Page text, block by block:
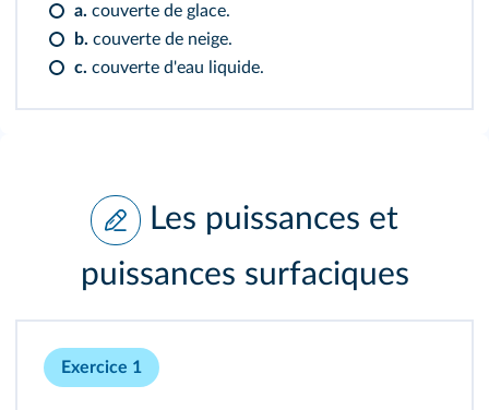
a. couverte de glace.
b. couverte de neige.
c. couverte d'eau liquide.
Les puissances et
puissances surfaciques
Exercice 1